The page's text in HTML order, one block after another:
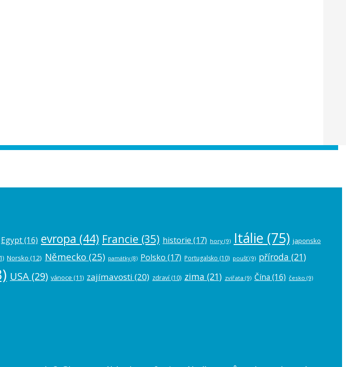
Egypt(16) evropa (44) Francie (35) historie (17) hory (9) Itálie (75) japonsko
Norsko (12) Německo (25) památky(8) Polsko (17) Portugalsko (10) poušť(9) příroda (21)
USA (29) vánoce (11) zajímavosti (20) zdraví (10) zima (21) zvířata (9) Čína (16) česko (9)